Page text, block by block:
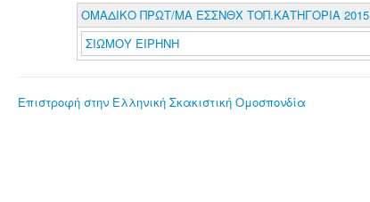
ΟΜΑΔΙΚΟ ΠΡΩΤ/ΜΑ ΕΣΣΝΘΧ ΤΟΠ.ΚΑΤΗΓΟΡΙΑ 2015
ΣΙΩΜΟΥ ΕΙΡΗΝΗ
Επιστροφή στην Ελληνική Σκακιστική Ομοσπονδία